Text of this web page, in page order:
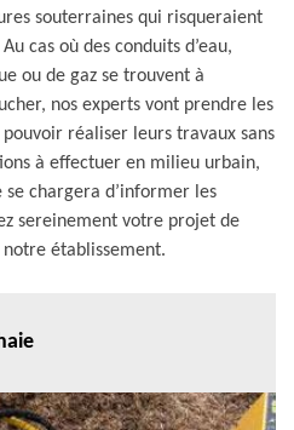
souterraines qui risqueraient
cas où des conduits d’eau,
ou de gaz se trouvent à
nos experts vont prendre les
réaliser leurs travaux sans
à effectuer en milieu urbain,
se chargera d’informer les
sereinement votre projet de
notre établissement.